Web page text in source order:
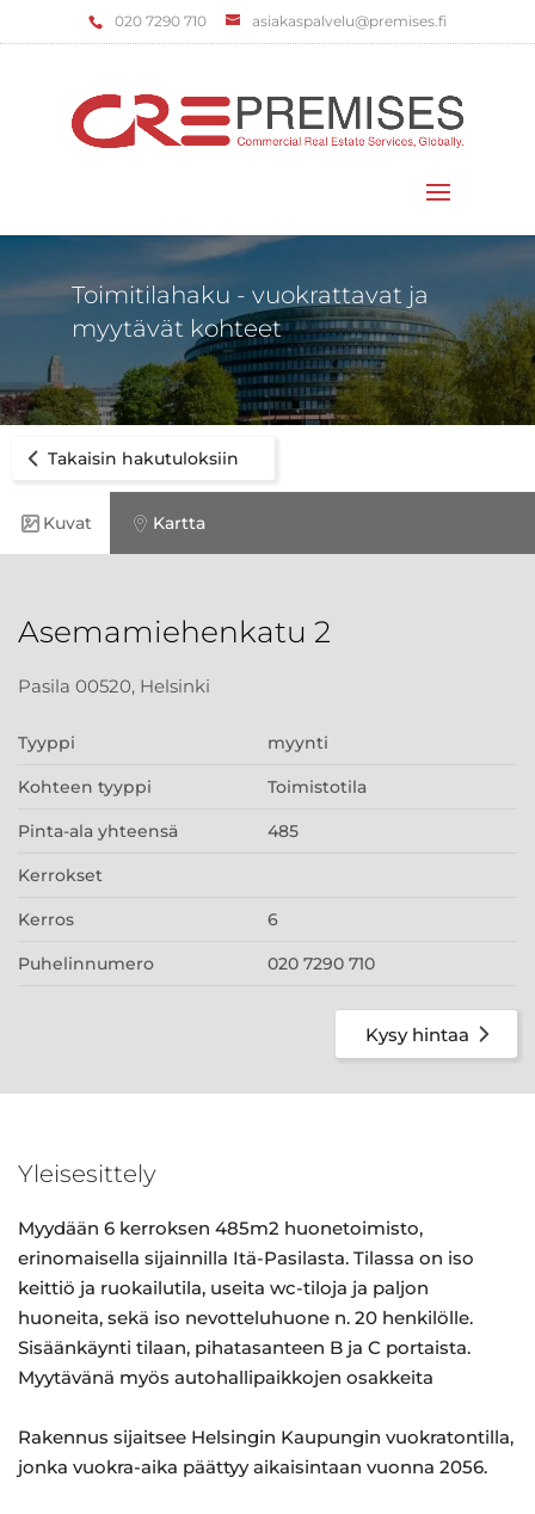
‌020 7290 710 asiakaspalvelu@premises.fi
Toimitilahaku - vuokrattavat ja
myytävät kohteet
Takaisin hakutuloksiin
Kuvat Kartta
Asemamiehenkatu 2
Pasila 00520, Helsinki
Tyyppi myynti
Kohteen tyyppi Toimistotila
Pinta-ala yhteensä 485
Kerrokset
Kerros 6
Puhelinnumero 020 7290 710
Kysy hintaa
Yleisesittely
Myydään 6 kerroksen 485m2 huonetoimisto,
erinomaisella sijainnilla Itä-Pasilasta. Tilassa on iso
keittiö ja ruokailutila, useita wc-tiloja ja paljon
huoneita, sekä iso nevotteluhuone n. 20 henkilölle.
Sisäänkäynti tilaan, pihatasanteen B ja C portaista.
Myytävänä myös autohallipaikkojen osakkeita
Rakennus sijaitsee Helsingin Kaupungin vuokratontilla,
jonka vuokra-aika päättyy aikaisintaan vuonna 2056.